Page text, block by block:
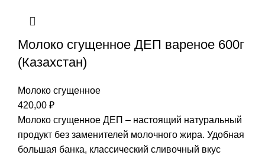
Молоко сгущенное ДЕП вареное 600г
(Казахстан)
Молоко сгущенное
420,00 ₽
Молоко сгущенное ДЕП – настоящий натуральный
продукт без заменителей молочного жира. Удобная
большая банка, классический сливочный вкус